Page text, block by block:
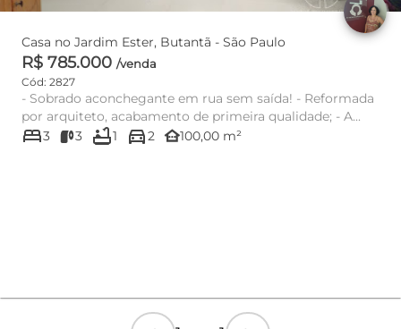
Casa no Jardim Ester, Butantã - São Paulo
R$ 785.000 /venda
Cód: 2827
- Sobrado aconchegante em rua sem saída! - Reformada
por arquiteto, acabamento de primeira qualidade; - A...
bed3 3 bathtub1 directions_car2 other_houses100,00 m²